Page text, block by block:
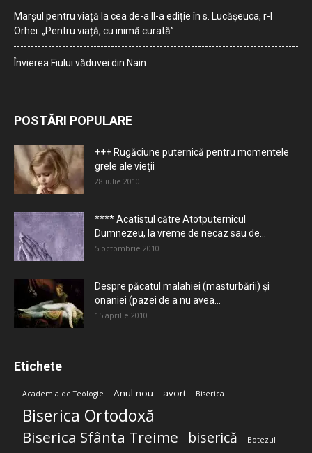
Marșul pentru viață la cea de-a II-a ediție în s. Lucășeuca, r-l
Orhei: „Pentru viață, cu inimă curată”
Învierea Fiului văduvei din Nain
POSTĂRI POPULARE
+++ Rugăciune puternică pentru momentele
grele ale vieţii
28 iulie 2010
**** Acatistul către Atotputernicul
Dumnezeu, la vreme de necaz sau de...
5 octombrie 2010
Despre păcatul malahiei (masturbării) şi
onaniei (pazei de a nu avea...
15 aprilie 2010
Etichete
Academia de Teologie Anul nou avort Biserica
Biserica Ortodoxă
Biserica Sfânta Treime biserică Botezul